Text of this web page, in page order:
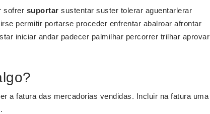
sofrer suportar sustentar suster tolerar aguentarlerar
permitir portarse proceder enfrentar abalroar afrontar
iniciar andar padecer palmilhar percorrer trilhar aprovar
a fatura das mercadorias vendidas. Incluir na fatura uma